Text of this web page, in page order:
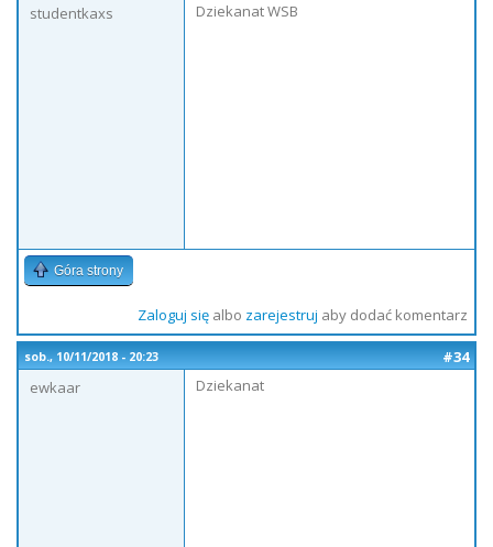
studentkaxs
Dziekanat WSB
Góra strony
Zaloguj sięalbo zarejestruj aby dodać komentarz
sob., 10/11/2018 - 20:23
#34
ewkaar
Dziekanat